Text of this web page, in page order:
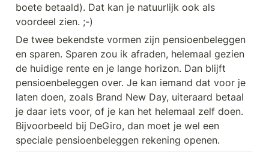
boete betaald). Dat kan je natuurlijk ook als
voordeel zien. ;-)
De twee bekendste vormen zijn pensioenbeleggen
en sparen. Sparen zou ik afraden, helemaal gezien
de huidige rente en je lange horizon. Dan blijft
pensioenbeleggen over. Je kan iemand dat voor je
laten doen, zoals Brand New Day, uiteraard betaal
je daar iets voor, of je kan het helemaal zelf doen.
Bijvoorbeeld bij DeGiro, dan moet je wel een
speciale pensioenbeleggen rekening openen.